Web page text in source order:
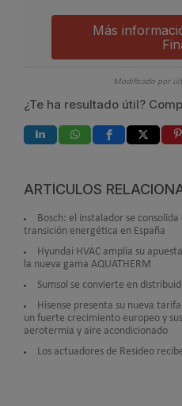
Más
Modificado por
¿Te ha resultado útil?
ARTÍCULOS
Bosch: el instalador se
transición energética en España
Hyundai HVAC amplía su
la nueva gama AQUATHERM
Sumsol se convierte en
Hisense presenta su nueva
un fuerte crecimiento europeo y
aerotermia y aire acondicionado
Los actuadores de Resideo